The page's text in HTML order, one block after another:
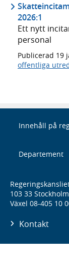
2026:1
Ett nytt
personal
Publicerad 19
offentliga
Innehåll på
Departement
103 33 Stockholm
Växel 08-405 10
Kontakt